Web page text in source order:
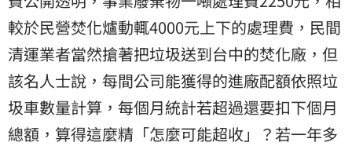
較於民營焚化爐動輒4000元上下的處理費，民間
清運業者當然搶著把垃圾送到台中的焚化廠，但
該名人士說，每間公司能獲得的進廠配額依照垃
圾車數量計算，每個月統計若超過還要扣下個月
總額，算得這麼精「怎麼可能超收」？若一年多